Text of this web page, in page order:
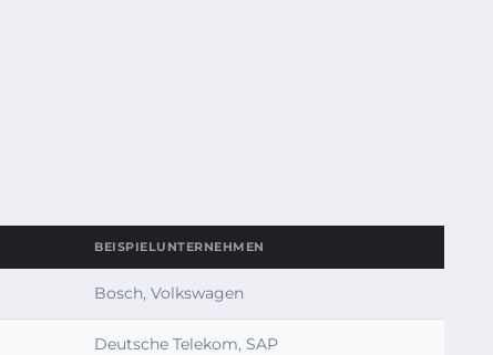
BEISPIELUNTERNEHMEN
Bosch, Volkswagen
Deutsche Telekom, SAP